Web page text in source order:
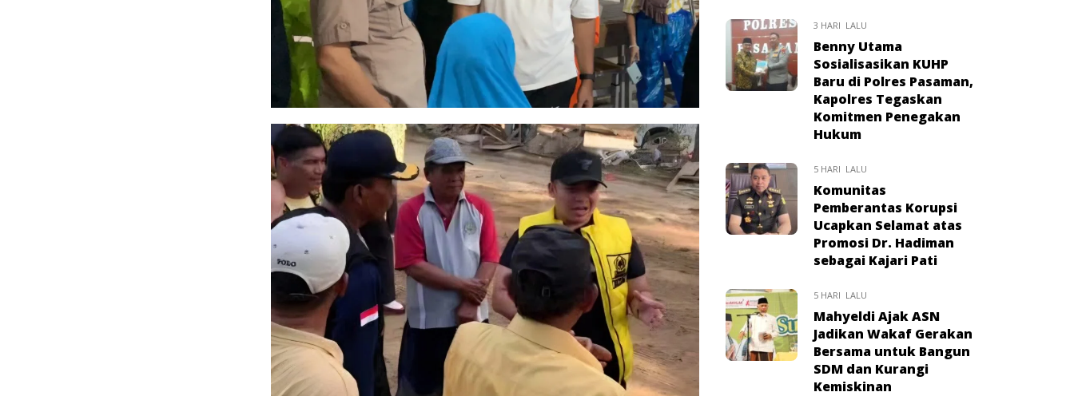
3 HARI LALU
Benny Utama
Sosialisasikan KUHP
Baru di Polres Pasaman,
Kapolres Tegaskan
Komitmen Penegakan
Hukum
5 HARI LALU
Komunitas
Pemberantas Korupsi
Ucapkan Selamat atas
Promosi Dr. Hadiman
sebagai Kajari Pati
5 HARI LALU
Mahyeldi Ajak ASN
Jadikan Wakaf Gerakan
Bersama untuk Bangun
SDM dan Kurangi
Kemiskinan